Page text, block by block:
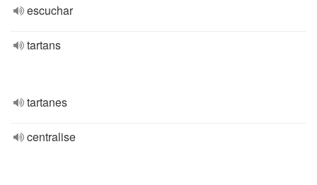
escuchar
tartans
tartanes
centralise